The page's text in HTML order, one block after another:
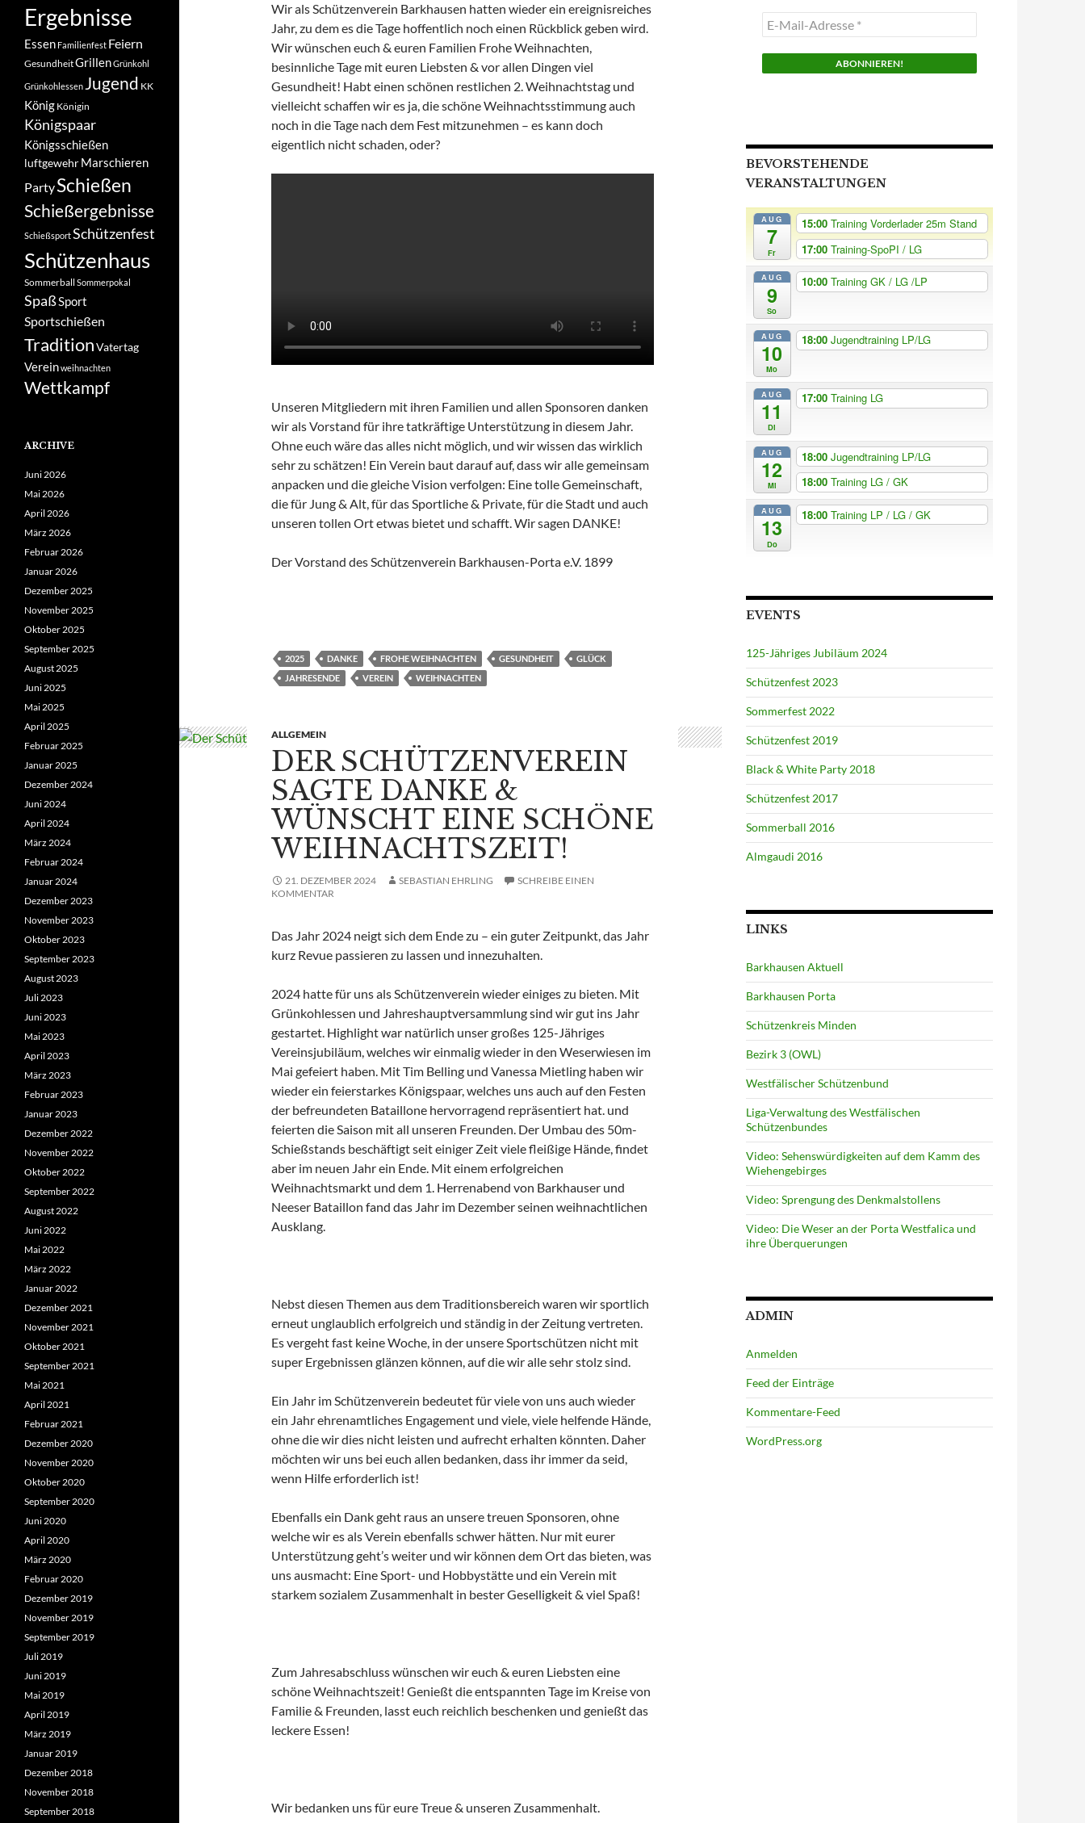
Wir als Schützenverein Barkhausen hatten wieder ein ereignisreiches
Jahr, zu dem es die Tage hoffentlich noch einen Rückblick geben wird.
Wir wünschen euch & euren Familien Frohe Weihnachten,
besinnliche Tage mit euren Liebsten & vor allen Dingen viel
Gesundheit! Habt einen schönen restlichen 2. Weihnachtstag und
vielleicht schaffen wir es ja, die schöne Weihnachtsstimmung auch
noch in die Tage nach dem Fest mitzunehmen – es kann doch
eigentlich nicht schaden, oder?
Unseren Mitgliedern mit ihren Familien und allen Sponsoren danken
wir als Vorstand für ihre tatkräftige Unterstützung in diesem Jahr.
Ohne euch wäre das alles nicht möglich, und wir wissen das wirklich
sehr zu schätzen! Ein Verein baut darauf auf, dass wir alle gemeinsam
anpacken und die gleiche Vision verfolgen: Eine tolle Gemeinschaft,
die für Jung & Alt, für das Sportliche & Private, für die Stadt und auch
unseren tollen Ort etwas bietet und schafft. Wir sagen DANKE!
Der Vorstand des Schützenverein Barkhausen-Porta e.V. 1899
2025 DANKE FROHE WEIHNACHTEN GESUNDHEIT
GLÜCK
JAHRESENDE
VEREIN WEIHNACHTEN
ALLGEMEIN
DER SCHÜTZENVEREIN
SAGTE DANKE &
WÜNSCHT EINE SCHÖNE
WEIHNACHTSZEIT!
21. DEZEMBER 2024 SEBASTIAN EHRLING
SCHREIBE EINEN
KOMMENTAR
Das Jahr 2024 neigt sich dem Ende zu – ein guter Zeitpunkt, das Jahr
kurz Revue passieren zu lassen und innezuhalten.
2024 hatte für uns als Schützenverein wieder einiges zu bieten. Mit
Grünkohlessen und Jahreshauptversammlung sind wir gut ins Jahr
gestartet. Highlight war natürlich unser großes 125-Jähriges
Vereinsjubiläum, welches wir einmalig wieder in den Weserwiesen im
Mai gefeiert haben. Mit Tim Belling und Vanessa Mietling haben wir
wieder ein feierstarkes Königspaar, welches uns auch auf den Festen
der befreundeten Bataillone hervorragend repräsentiert hat. und
feierten die Saison mit all unseren Freunden. Der Umbau des 50m-
Schießstands beschäftigt seit einiger Zeit viele fleißige Hände, findet
aber im neuen Jahr ein Ende. Mit einem erfolgreichen
Weihnachtsmarkt und dem 1. Herrenabend von Barkhauser und
Neeser Bataillon fand das Jahr im Dezember seinen weihnachtlichen
Ausklang.
Nebst diesen Themen aus dem Traditionsbereich waren wir sportlich
erneut unglaublich erfolgreich und ständig in der Zeitung vertreten.
Es vergeht fast keine Woche, in der unsere Sportschützen nicht mit
super Ergebnissen glänzen können, auf die wir alle sehr stolz sind.
Ein Jahr im Schützenverein bedeutet für viele von uns auch wieder
ein Jahr ehrenamtliches Engagement und viele, viele helfende Hände,
ohne die wir dies nicht leisten und aufrecht erhalten könnten. Daher
möchten wir uns bei euch allen bedanken, dass ihr immer da seid,
wenn Hilfe erforderlich ist!
Ebenfalls ein Dank geht raus an unsere treuen Sponsoren, ohne
welche wir es als Verein ebenfalls schwer hätten. Nur mit eurer
Unterstützung geht’s weiter und wir können dem Ort das bieten, was
uns ausmacht: Eine Sport- und Hobbystätte und ein Verein mit
starkem sozialem Zusammenhalt in bester Geselligkeit & viel Spaß!
Zum Jahresabschluss wünschen wir euch & euren Liebsten eine
schöne Weihnachtszeit! Genießt die entspannten Tage im Kreise von
Familie & Freunden, lasst euch reichlich beschenken und genießt das
leckere Essen!
Wir bedanken uns für eure Treue & unseren Zusammenhalt.
E-
Mail-
Adresse
BEVORSTEHENDE
VERANSTALTUNGEN
AUG
7
Fr
15:00 Training Vorderlader 25m Stand
17:00 Training-SpoPI / LG
AUG
9
So
10:00 Training GK / LG /LP
AUG
10
Mo
18:00 Jugendtraining LP/LG
AUG
11
Di
17:00 Training LG
AUG
12
Mi
18:00 Jugendtraining LP/LG
18:00 Training LG / GK
AUG
13
Do
18:00 Training LP / LG / GK
EVENTS
125-Jähriges Jubiläum 2024
Schützenfest 2023
Sommerfest 2022
Schützenfest 2019
Black & White Party 2018
Schützenfest 2017
Sommerball 2016
Almgaudi 2016
LINKS
Barkhausen Aktuell
Barkhausen Porta
Schützenkreis Minden
Bezirk 3 (OWL)
Westfälischer Schützenbund
Liga-Verwaltung des Westfälischen
Schützenbundes
Video: Sehenswürdigkeiten auf dem Kamm des
Wiehengebirges
Video: Sprengung des Denkmalstollens
Video: Die Weser an der Porta Westfalica und
ihre Überquerungen
ADMIN
Anmelden
Feed der Einträge
Kommentare-Feed
WordPress.org
Ergebnisse
Essen Familienfest Feiern
GesundheitGrillenGrünkohl
Grünkohlessen Jugend KK
König Königin
Königspaar
Königsschießen
luftgewehrMarschieren
PartySchießen
Schießergebnisse
SchießsportSchützenfest
Schützenhaus
Sommerball Sommerpokal
SpaßSport
Sportschießen
TraditionVatertag
Vereinweihnachten
Wettkampf
ARCHIVE
Juni 2026
Mai 2026
April 2026
März 2026
Februar 2026
Januar 2026
Dezember 2025
November 2025
Oktober 2025
September 2025
August 2025
Juni 2025
Mai 2025
April 2025
Februar 2025
Januar 2025
Dezember 2024
Juni 2024
April 2024
März 2024
Februar 2024
Januar 2024
Dezember 2023
November 2023
Oktober 2023
September 2023
August 2023
Juli 2023
Juni 2023
Mai 2023
April 2023
März 2023
Februar 2023
Januar 2023
Dezember 2022
November 2022
Oktober 2022
September 2022
August 2022
Juni 2022
Mai 2022
März 2022
Januar 2022
Dezember 2021
November 2021
Oktober 2021
September 2021
Mai 2021
April 2021
Februar 2021
Dezember 2020
November 2020
Oktober 2020
September 2020
Juni 2020
April 2020
März 2020
Februar 2020
Dezember 2019
November 2019
September 2019
Juli 2019
Juni 2019
Mai 2019
April 2019
März 2019
Januar 2019
Dezember 2018
November 2018
September 2018